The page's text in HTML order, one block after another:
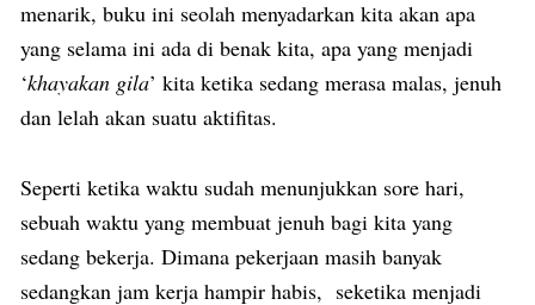
menarik, buku ini seolah menyadarkan kita akan apa
yang selama ini ada di benak kita, apa yang menjadi
‘khayakan gila’ kita ketika sedang merasa malas, jenuh
dan lelah akan suatu aktifitas.
Seperti ketika waktu sudah menunjukkan sore hari,
sebuah waktu yang membuat jenuh bagi kita yang
sedang bekerja. Dimana pekerjaan masih banyak
sedangkan jam kerja hampir habis, seketika menjadi